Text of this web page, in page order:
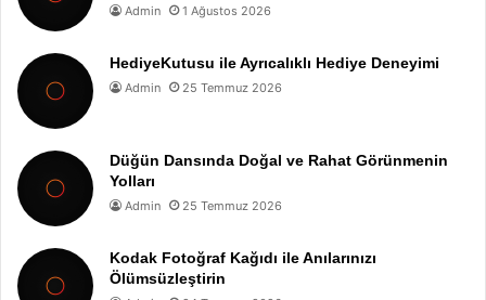
Admin 1 Ağustos 2026
HediyeKutusu ile Ayrıcalıklı Hediye Deneyimi
Admin 25 Temmuz 2026
Düğün Dansında Doğal ve Rahat Görünmenin
Yolları
Admin 25 Temmuz 2026
Kodak Fotoğraf Kağıdı ile Anılarınızı
Ölümsüzleştirin